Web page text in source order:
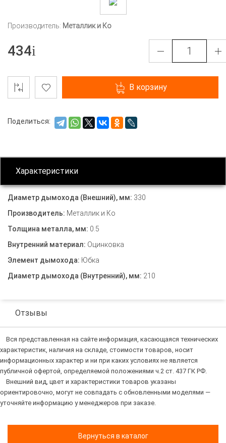
Производитель: Металлик и Ко
434
В корзину
Поделиться:
Характеристики
Диаметр дымохода (Внешний), мм: 330
Производитель: Металлик и Ко
Толщина металла, мм: 0.5
Внутренний материал: Оцинковка
Элемент дымохода: Юбка
Диаметр дымохода (Внутренний), мм: 210
Отзывы
Вся представленная на сайте информация, касающаяся технических
характеристик, наличия на складе, стоимости товаров, носит
информационных характер и ни при каких условиях не является
публичной офертой, определяемой положениями ч.2 ст. 437 ГК РФ.
Внешний вид, цвет и характеристики товаров указаны
ориентировочно, могут не совпадать с обновленными моделями —
уточняйте информацию у менеджеров при заказе.
Вернуться в каталог